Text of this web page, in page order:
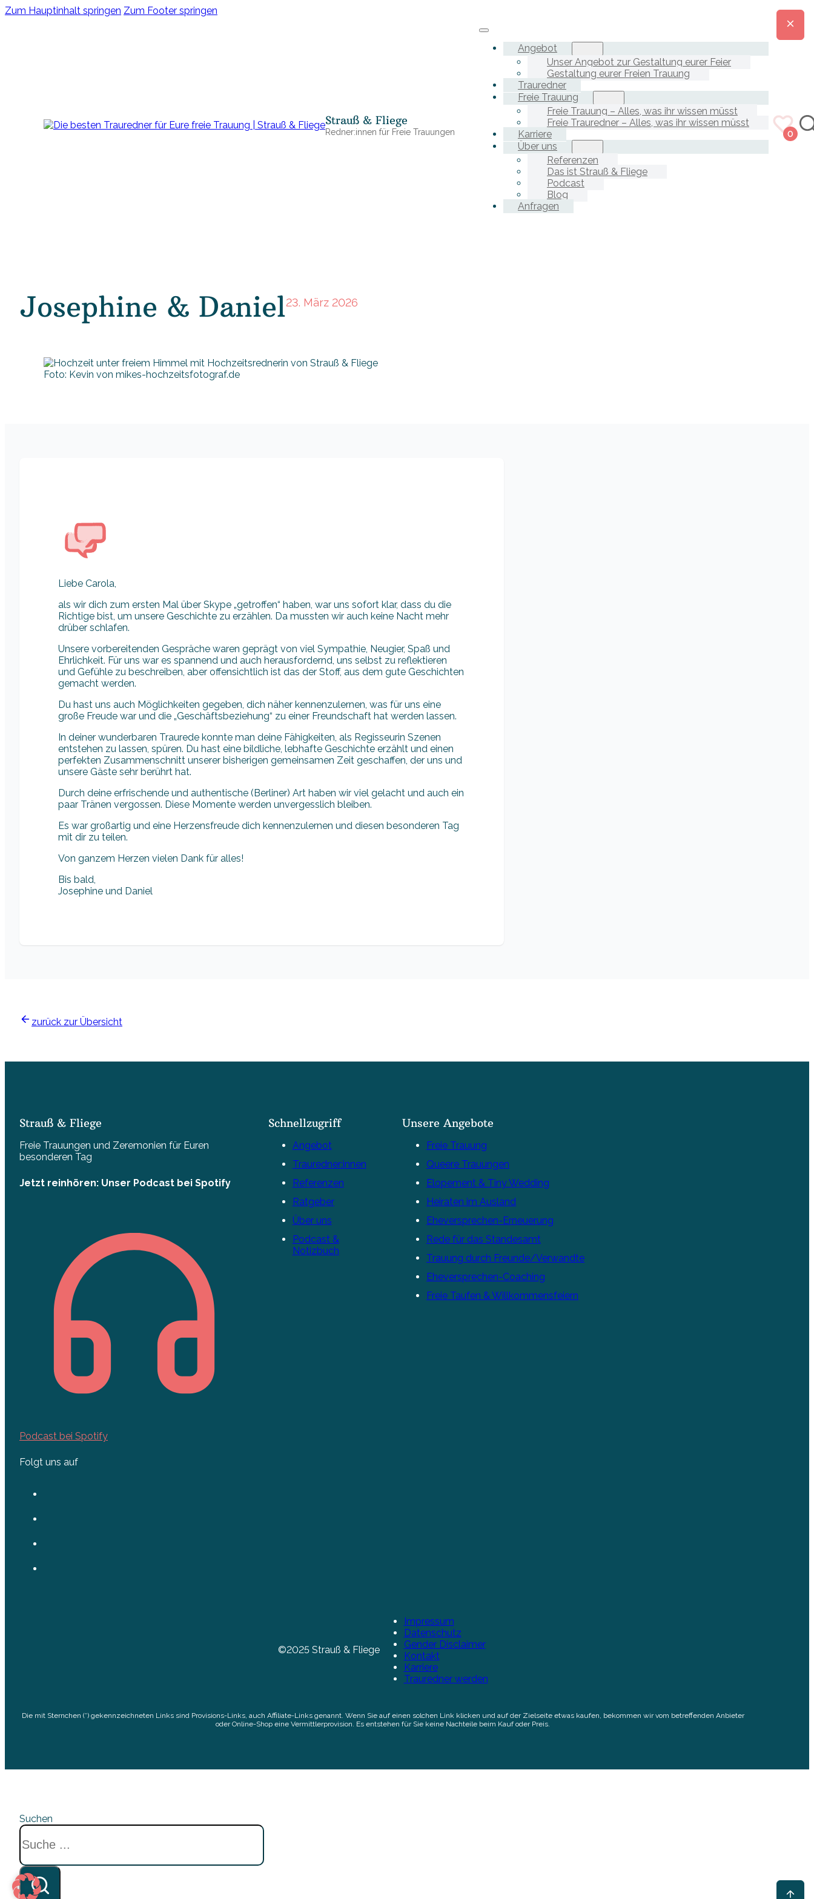
Zum Hauptinhalt springen Zum Footer springen
Strauß & Fliege
Redner:innen für Freie Trauungen
Angebot
Unser Angebot zur Gestaltung eurer Feier
Gestaltung eurer Freien Trauung
Trauredner
Freie Trauung
Freie Trauung – Alles, was ihr wissen müsst
Freie Trauredner – Alles, was ihr wissen müsst
Karriere
Über uns
Referenzen
Das ist Strauß & Fliege
Podcast
Blog
Anfragen
0
Josephine & Daniel23. März 2026
Foto: Kevin von mikes-hochzeitsfotograf.de
Liebe Carola,
als wir dich zum ersten Mal über Skype „getroffen“ haben, war uns sofort klar, dass du die
Richtige bist, um unsere Geschichte zu erzählen. Da mussten wir auch keine Nacht mehr
drüber schlafen.
Unsere vorbereitenden Gespräche waren geprägt von viel Sympathie, Neugier, Spaß und
Ehrlichkeit. Für uns war es spannend und auch herausfordernd, uns selbst zu reflektieren
und Gefühle zu beschreiben, aber offensichtlich ist das der Stoff, aus dem gute Geschichten
gemacht werden.
Du hast uns auch Möglichkeiten gegeben, dich näher kennenzulernen, was für uns eine
große Freude war und die „Geschäftsbeziehung“ zu einer Freundschaft hat werden lassen.
In deiner wunderbaren Traurede konnte man deine Fähigkeiten, als Regisseurin Szenen
entstehen zu lassen, spüren. Du hast eine bildliche, lebhafte Geschichte erzählt und einen
perfekten Zusammenschnitt unserer bisherigen gemeinsamen Zeit geschaffen, der uns und
unsere Gäste sehr berührt hat.
Durch deine erfrischende und authentische (Berliner) Art haben wir viel gelacht und auch ein
paar Tränen vergossen. Diese Momente werden unvergesslich bleiben.
Es war großartig und eine Herzensfreude dich kennenzulernen und diesen besonderen Tag
mit dir zu teilen.
Von ganzem Herzen vielen Dank für alles!
Bis bald,
Josephine und Daniel
zurück zur Übersicht
Strauß & Fliege
Freie Trauungen und Zeremonien für Euren
besonderen Tag
Jetzt reinhören: Unser Podcast bei Spotify
Podcast bei Spotify
Folgt uns auf
Schnellzugriff
Angebot
Trauredner:innen
Referenzen
Ratgeber
Über uns
Podcast &
Notizbuch
Unsere Angebote
Freie Trauung
Queere Trauungen
Elopement & Tiny Wedding
Heiraten im Ausland
Eheversprechen-Erneuerung
Rede für das Standesamt
Trauung durch Freunde/Verwandte
Eheversprechen-Coaching
Freie Taufen & Willkommensfeiern
©2025 Strauß & Fliege
Impressum
Datenschutz
Gender Disclaimer
Kontakt
Karriere
Trauredner werden
Die mit Sternchen (*) gekennzeichneten Links sind Provisions-Links, auch Affiliate-Links genannt. Wenn Sie auf einen solchen Link klicken und auf der Zielseite etwas kaufen, bekommen wir vom betreffenden Anbieter
oder Online-Shop eine Vermittlerprovision. Es entstehen für Sie keine Nachteile beim Kauf oder Preis.
Suchen